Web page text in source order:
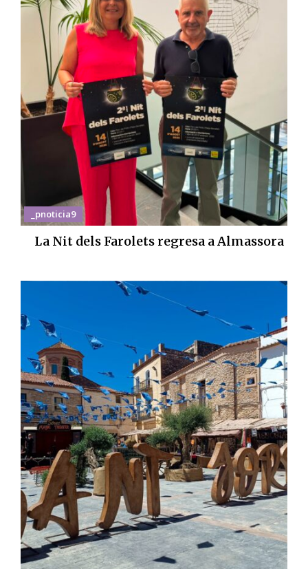
_pnoticia9
La Nit dels Farolets regresa a Almassora